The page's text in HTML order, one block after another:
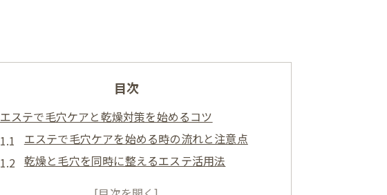
目次
エステで毛穴ケアと乾燥対策を始めるコツ
エステで毛穴ケアを始める時の流れと注意点
乾燥と毛穴を同時に整えるエステ活用法